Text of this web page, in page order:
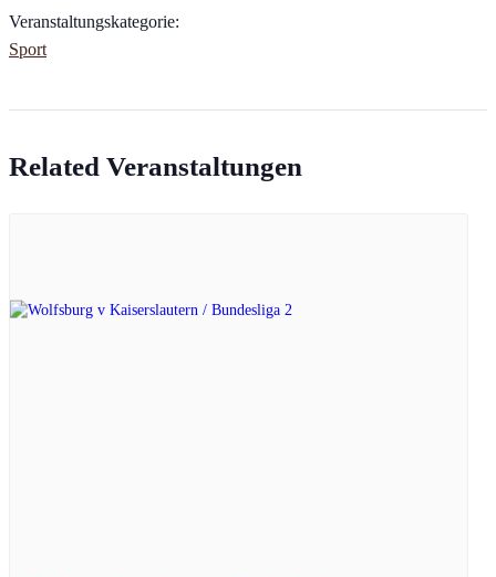
Veranstaltungskategorie:
Sport
Related Veranstaltungen